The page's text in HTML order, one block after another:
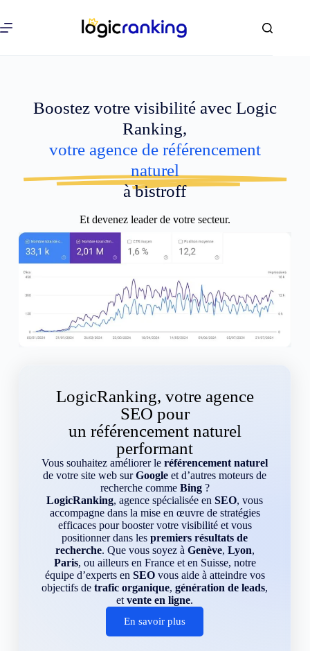
Boostez votre visibilité avec Logic
Ranking,
votre agence de référencement
naturel
à bistroff
Et devenez leader de votre secteur.
LogicRanking, votre agence
SEO pour
un référencement naturel
performant
Vous souhaitez améliorer leréférencement naturel
de votre site web surGoogle et d’autres moteurs de
recherche comme Bing?
LogicRanking, agence spécialisée enSEO, vous
accompagne dans la mise en œuvre de stratégies
efficaces pour booster votre visibilité et vous
positionner dans lespremiers résultats de
recherche. Que vous soyez à Genève, Lyon,
Paris, ou ailleurs en France et en Suisse, notre
équipe d’experts en SEOvous aide à atteindre vos
objectifs detrafic organique,génération de leads,
etvente en ligne.
En savoir plus